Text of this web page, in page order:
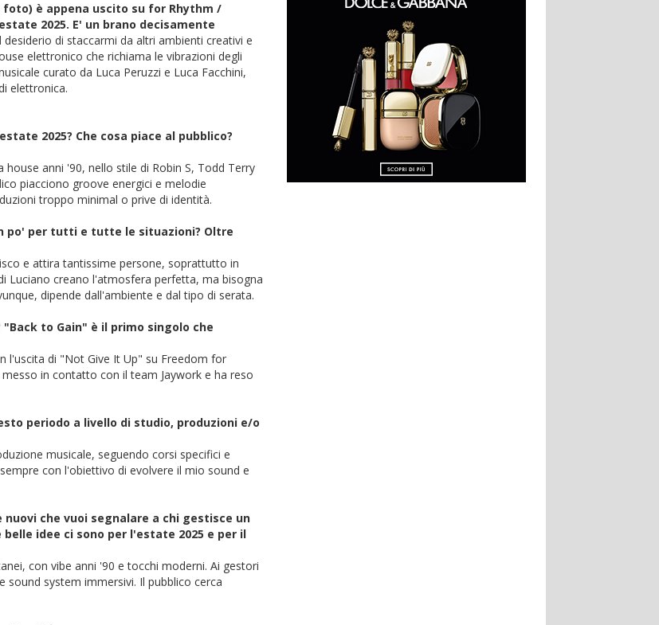
foto) è appena uscito su for Rhythm /
2025. E' un brano decisamente
di staccarmi da altri ambienti creativi e
elettronico che richiama le vibrazioni degli
curato da Luca Peruzzi e Luca Facchini,
elettronica.
2025? Che cosa piace al pubblico?
anni '90, nello stile di Robin S, Todd Terry
piacciono groove energici e melodie
troppo minimal o prive di identità.
po' per tutti e tutte le situazioni? Oltre
e attira tantissime persone, soprattutto in
Luciano creano l'atmosfera perfetta, ma bisogna
dipende dall'ambiente e dal tipo di serata.
to Gain" è il primo singolo che
l'uscita di "Not Give It Up" su Freedom for
in contatto con il team Jaywork e ha reso
periodo a livello di studio, produzioni e/o
musicale, seguendo corsi specifici e
con l'obiettivo di evolvere il mio sound e
che vuoi segnalare a chi gestisce un
idee ci sono per l'estate 2025 e per il
con vibe anni '90 e tocchi moderni. Ai gestori
system immersivi. Il pubblico cerca